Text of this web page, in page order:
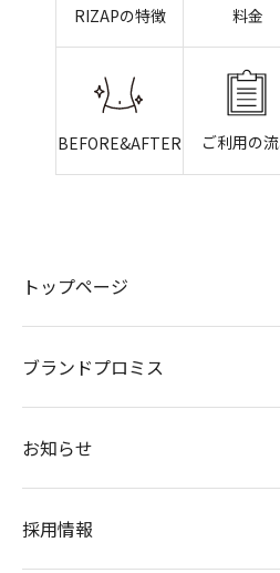
RIZAPの特徴 料金
BEFORE&AFTER ご利用の
トップページ
ブランドプロミス
お知らせ
採用情報